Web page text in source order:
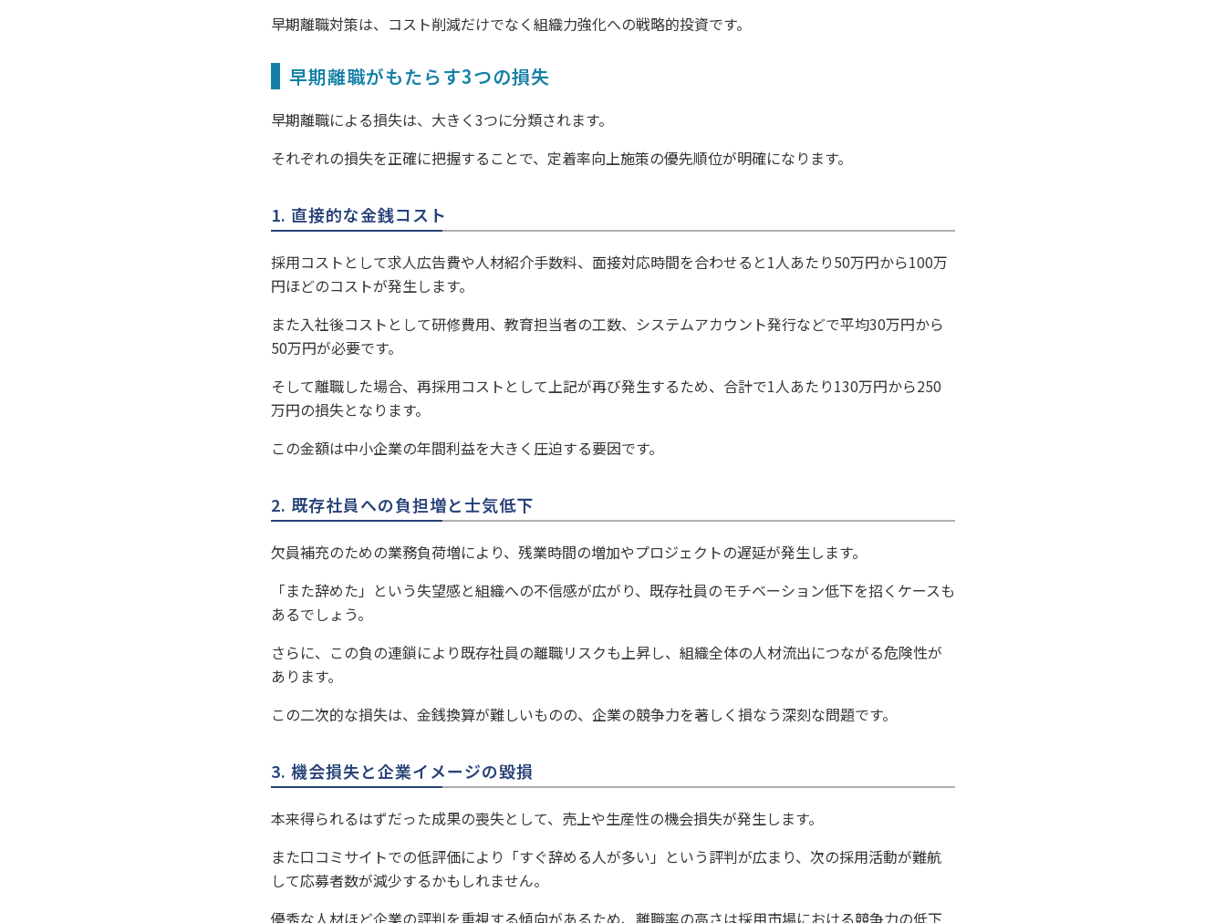
早期離職対策は、コスト削減だけでなく組織力強化への戦略的投資です。
早期離職がもたらす3つの損失
早期離職による損失は、大きく3つに分類されます。
それぞれの損失を正確に把握することで、定着率向上施策の優先順位が明確になります。
1. 直接的な金銭コスト
採用コストとして求人広告費や人材紹介手数料、面接対応時間を合わせると1人あたり50万円から100万
円ほどのコストが発生します。
また入社後コストとして研修費用、教育担当者の工数、システムアカウント発行などで平均30万円から
50万円が必要です。
そして離職した場合、再採用コストとして上記が再び発生するため、合計で1人あたり130万円から250
万円の損失となります。
この金額は中小企業の年間利益を大きく圧迫する要因です。
2. 既存社員への負担増と士気低下
欠員補充のための業務負荷増により、残業時間の増加やプロジェクトの遅延が発生します。
「また辞めた」という失望感と組織への不信感が広がり、既存社員のモチベーション低下を招くケースも
あるでしょう。
さらに、この負の連鎖により既存社員の離職リスクも上昇し、組織全体の人材流出につながる危険性が
あります。
この二次的な損失は、金銭換算が難しいものの、企業の競争力を著しく損なう深刻な問題です。
3. 機会損失と企業イメージの毀損
本来得られるはずだった成果の喪失として、売上や生産性の機会損失が発生します。
また口コミサイトでの低評価により「すぐ辞める人が多い」という評判が広まり、次の採用活動が難航
して応募者数が減少するかもしれません。